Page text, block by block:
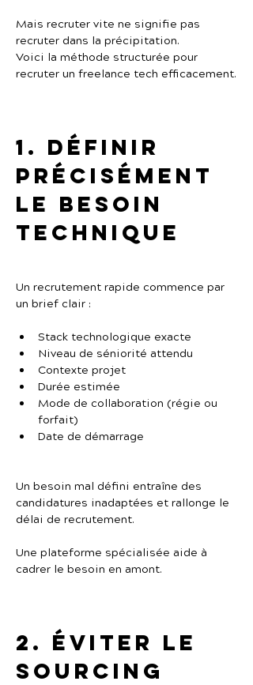
Mais recruter vite ne signifie pas
recruter dans la précipitation.
Voici la méthode structurée pour
recruter un freelance tech efficacement.
1. Définir
précisément
le besoin
technique
Un recrutement rapide commence par
un brief clair :
Stack technologique exacte
Niveau de séniorité attendu
Contexte projet
Durée estimée
Mode de collaboration (régie ou
forfait)
Date de démarrage
Un besoin mal défini entraîne des
candidatures inadaptées et rallonge le
délai de recrutement.
Une plateforme spécialisée aide à
cadrer le besoin en amont.
2. Éviter le
sourcing